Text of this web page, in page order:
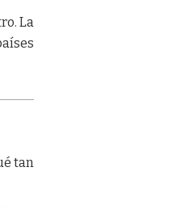
La
tan